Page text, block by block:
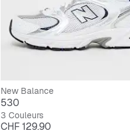
New Balance
530
3 Couleurs
Prix
CHF 129.90